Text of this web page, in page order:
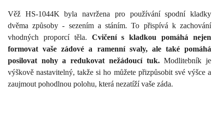
Věž HS-1044K byla navržena pro používání spodní kladky
dvěma způsoby - sezením a stáním. To přispívá k zachování
vhodných proporcí těla. Cvičení s kladkou pomáhá nejen
formovat vaše zádové a ramenní svaly, ale také pomáhá
posilovat nohy a redukovat nežádoucí tuk.Modlitebník je
výškově nastavitelný, takže si ho můžete přizpůsobit své výšce a
zaujmout pohodlnou polohu, která nezatíží vaše záda.